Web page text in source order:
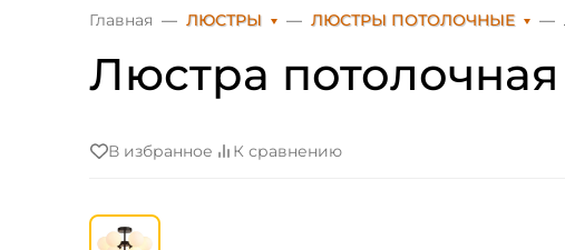
Главная ЛЮСТРЫ ЛЮСТРЫ ПОТОЛОЧНЫЕ
Люстра
В избранное К сравнению